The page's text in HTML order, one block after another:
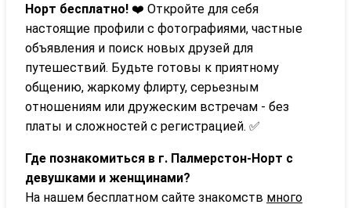
Норт бесплатно! ❤️ Откройте для себя
настоящие профили с фотографиями, частные
объявления и поиск новых друзей для
путешествий. Будьте готовы к приятному
общению, жаркому флирту, серьезным
отношениям или дружеским встречам - без
платы и сложностей с регистрацией. ✅
Где познакомиться в г. Палмерстон-Норт с
девушками и женщинами?
На нашем бесплатном сайте знакомств много